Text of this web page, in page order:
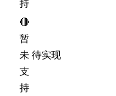
持
🔴
暂
未
支
持
待实现